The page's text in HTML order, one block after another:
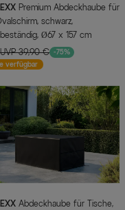
schwarz,
Ø67 x 157 cm
UVP 39,90 € -75%
verfügbar